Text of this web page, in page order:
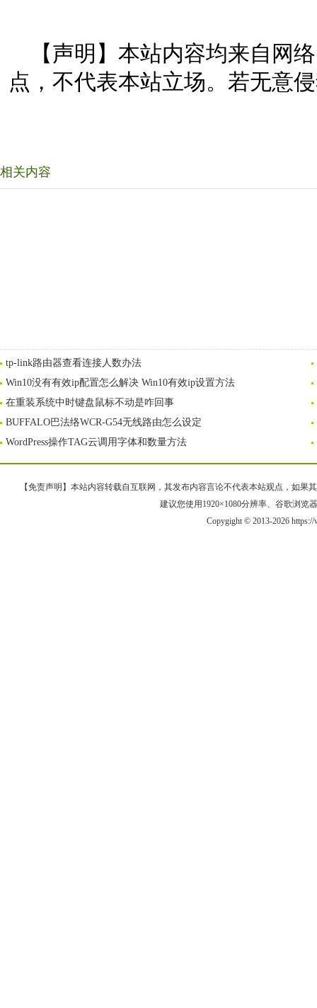
【声明】本站内容均来自网
点，不代表本站立场。若无意
相关内容
tp-link路由器查看连接人数办法
Win10没有有效ip配置怎么解决 Win10有效ip设置方法
在重装系统中时键盘鼠标不动是咋回事
BUFFALO巴法络WCR-G54无线路由怎么设定
WordPress操作TAG云调用字体和数量方法
【免责声明】本站内容转载自互联网，其发布内容言论不代表本站观点，如果
建议您使用1920×1080分辨率、谷歌浏览
Copygight © 2013-2026